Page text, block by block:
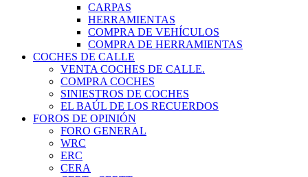
CARPAS
HERRAMIENTAS
COMPRA DE VEHÍCULOS
COMPRA DE HERRAMIENTAS
COCHES DE CALLE
VENTA COCHES DE CALLE.
COMPRA COCHES
SINIESTROS DE COCHES
EL BAÚL DE LOS RECUERDOS
FOROS DE OPINIÓN
FORO GENERAL
WRC
ERC
CERA